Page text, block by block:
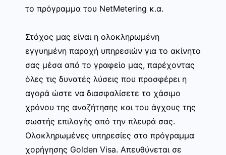
το πρόγραμμα του NetMetering κ.α.
Στόχος μας είναι η ολοκληρωμένη
εγγυημένη παροχή υπηρεσιών για το ακίνητο
σας μέσα από το γραφείο μας, παρέχοντας
όλες τις δυνατές λύσεις που προσφέρει η
αγορά ώστε να διασφαλίσετε το χάσιμο
χρόνου της αναζήτησης και του άγχους της
σωστής επιλογής από την πλευρά σας.
Ολοκληρωμένες υπηρεσίες στο πρόγραμμα
χορήγησης Golden Visa. Απευθύνεται σε